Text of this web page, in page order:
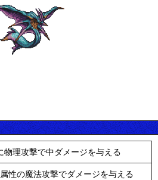
物理攻撃で中ダメージを与える
性の魔法攻撃でダメージを与える